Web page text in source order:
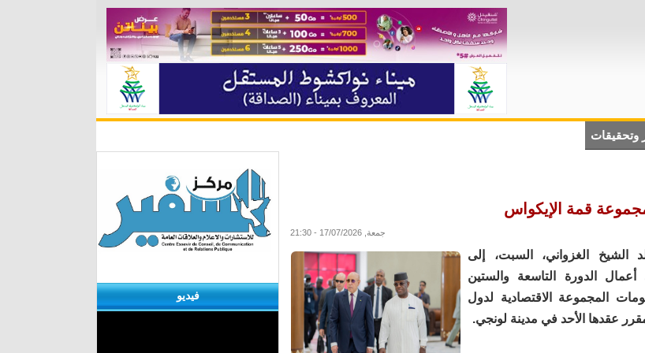
وتحقيقات
قمة الإيكواس
جمعة, 17/07/2026 - 21:30
الشيخ الغزواني، السبت، إلى
الدورة التاسعة والستين
المجموعة الاقتصادية لدول
عقدها الأحد في مدينة لونجي.
فيديو